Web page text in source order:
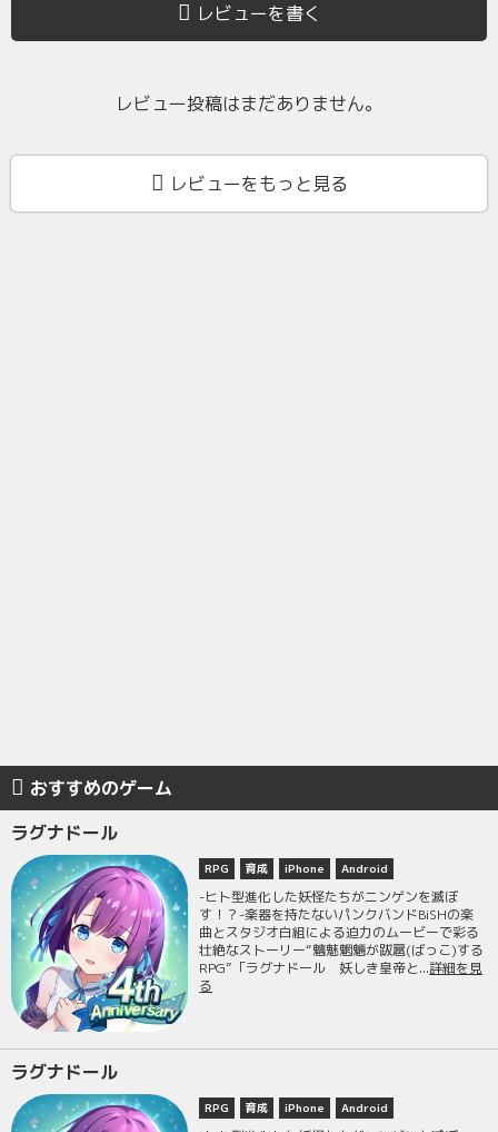
レビューを書く
レビュー投稿はまだありません。
レビューをもっと見る
おすすめのゲーム
ラグナドール
RPG 育成 iPhone Android
-ヒト型進化した妖怪たちがニンゲンを滅ぼ
す！？-楽器を持たないパンクバンドBiSHの楽
曲とスタジオ白組による迫力のムービーで彩る
壮絶なストーリー“魑魅魍魎が跋扈(ばっこ)する
RPG”「ラグナドール 妖しき皇帝と...詳細を見
る
ラグナドール
RPG 育成 iPhone Android